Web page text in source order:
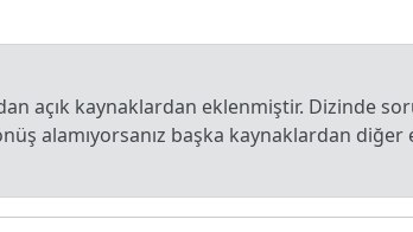
açık kaynaklardan eklenmiştir. Dizinde
alamıyorsanız başka kaynaklardan diğer